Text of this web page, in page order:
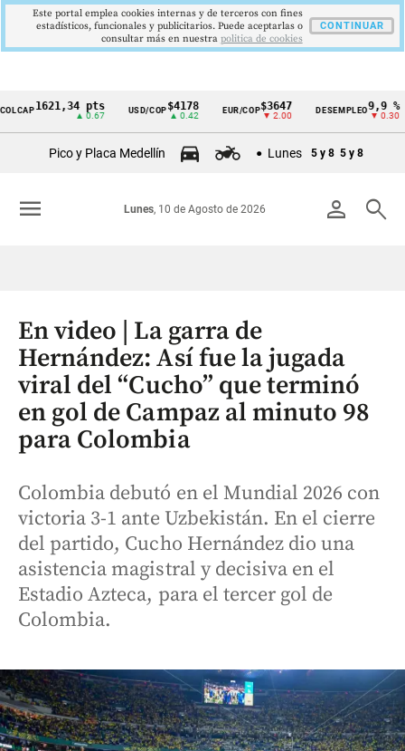
Cintillo
Colombia
1621,34 pts
▲ 0.67
USD/COP$4178
▲ 0.42
EUR/COP$3647
▼ 2.00
DESEMPLEO9,9 %
▼ 0.30
Pico y Placa Medellín Lunes 5 y 8 5 y 8
person search
Lunes, 10 de Agosto de 2026
menu
En video | La garra de
Hernández: Así fue la jugada
viral del “Cucho” que terminó
en gol de Campaz al minuto 98
para Colombia
Colombia debutó en el Mundial 2026 con
victoria 3-1 ante Uzbekistán. En el cierre
del partido, Cucho Hernández dio una
asistencia magistral y decisiva en el
Estadio Azteca, para el tercer gol de
Colombia.
Este portal emplea cookies internas y de terceros con fines
estadísticos, funcionales y publicitarios. Puede aceptarlas o
consultar más en nuestra politica de cookies
CONTINUAR